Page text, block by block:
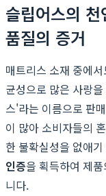
슬립어스의
품질의 증거
매트리스 소재 중에
균성으로 많은 사랑
스'라는 이름으로 판
이 많아 소비자들의
한 불확실성을 없애
인증을 획득하여 제
니다.